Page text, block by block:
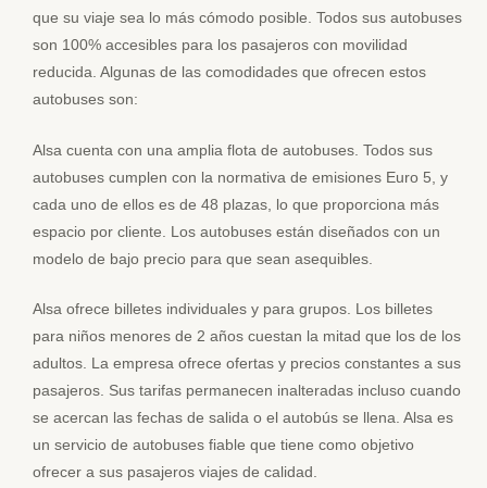
que su viaje sea lo más cómodo posible. Todos sus autobuses
son 100% accesibles para los pasajeros con movilidad
reducida. Algunas de las comodidades que ofrecen estos
autobuses son:
Alsa cuenta con una amplia flota de autobuses. Todos sus
autobuses cumplen con la normativa de emisiones Euro 5, y
cada uno de ellos es de 48 plazas, lo que proporciona más
espacio por cliente. Los autobuses están diseñados con un
modelo de bajo precio para que sean asequibles.
Alsa ofrece billetes individuales y para grupos. Los billetes
para niños menores de 2 años cuestan la mitad que los de los
adultos. La empresa ofrece ofertas y precios constantes a sus
pasajeros. Sus tarifas permanecen inalteradas incluso cuando
se acercan las fechas de salida o el autobús se llena. Alsa es
un servicio de autobuses fiable que tiene como objetivo
ofrecer a sus pasajeros viajes de calidad.